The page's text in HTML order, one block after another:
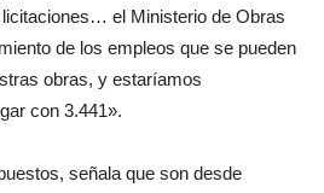
el Ministerio de Obras
de los empleos que se pueden
obras, y estaríamos
con 3.441».
señala que son desde